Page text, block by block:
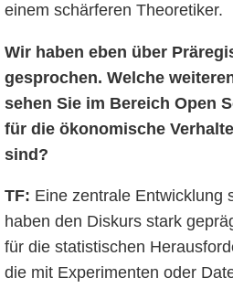
einem schärferen Theoretiker.
Wir haben eben über
gesprochen. Welche
sehen Sie im Bereich Open
für die ökonomische
sind?
TF: Eine zentrale Entwicklung
haben den Diskurs stark
für die statistischen
die mit Experimenten oder